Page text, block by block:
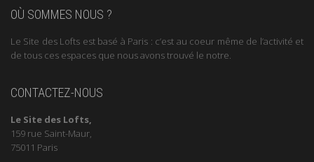
OÙ SOMMES NOUS ?
Le Site des Lofts est basé à Paris : c’est au coeur même de l’activité et
de tous ces espaces que nous avons trouvé le notre.
CONTACTEZ-NOUS
Le Site des Lofts,
159 rue Saint-Maur,
75011 Paris